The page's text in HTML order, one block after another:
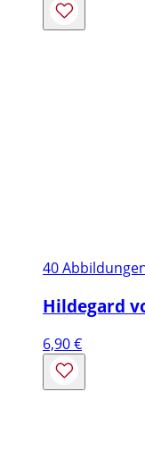
40
Hildegard
6,90€